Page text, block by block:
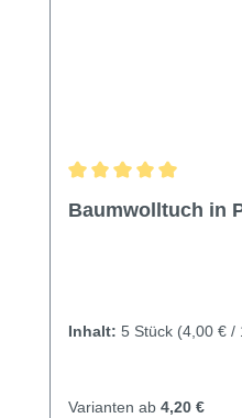
Baumwolltuch in
Inhalt: 5 Stück (4,00 € /
Varianten ab 4,20 €